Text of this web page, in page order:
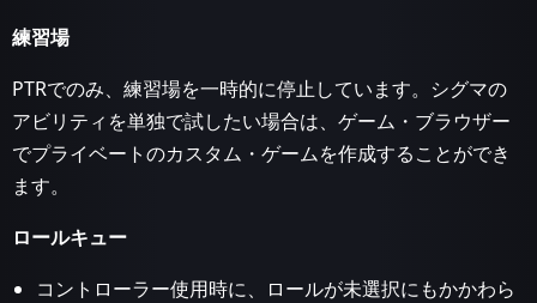
練習場
PTRでのみ、練習場を一時的に停止しています。シグマの
アビリティを単独で試したい場合は、ゲーム・ブラウザー
でプライベートのカスタム・ゲームを作成することができ
ます。
ロールキュー
コントローラー使用時に、ロールが未選択にもかかわら